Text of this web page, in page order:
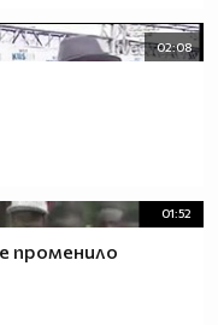
02:08
01:52
променило